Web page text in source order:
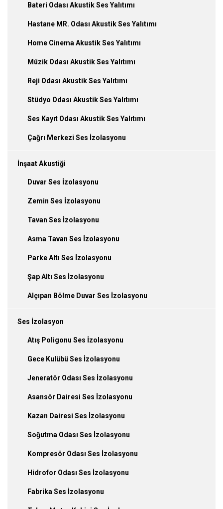
Bateri Odası Akustik Ses Yalıtımı
Hastane MR. Odası Akustik Ses Yalıtımı
Home Cinema Akustik Ses Yalıtımı
Müzik Odası Akustik Ses Yalıtımı
Reji Odası Akustik Ses Yalıtımı
Stüdyo Odası Akustik Ses Yalıtımı
Ses Kayıt Odası Akustik Ses Yalıtımı
Çağrı Merkezi Ses İzolasyonu
İnşaat Akustiği
Duvar Ses İzolasyonu
Zemin Ses İzolasyonu
Tavan Ses İzolasyonu
Asma Tavan Ses İzolasyonu
Parke Altı Ses İzolasyonu
Şap Altı Ses İzolasyonu
Alçıpan Bölme Duvar Ses İzolasyonu
Ses İzolasyon
Atış Poligonu Ses İzolasyonu
Gece Kulübü Ses İzolasyonu
Jeneratör Odası Ses İzolasyonu
Asansör Dairesi Ses İzolasyonu
Kazan Dairesi Ses İzolasyonu
Soğutma Odası Ses İzolasyonu
Kompresör Odası Ses İzolasyonu
Hidrofor Odası Ses İzolasyonu
Fabrika Ses İzolasyonu